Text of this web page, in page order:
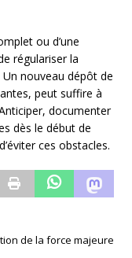
ou d’une
régulariser la
nouveau dépôt de
peut suffire à
documenter
dès le début de
ces obstacles.
de la force majeure